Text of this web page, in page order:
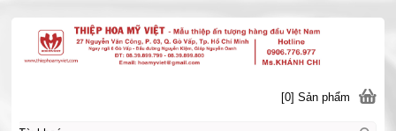
[0] Sản phẩm